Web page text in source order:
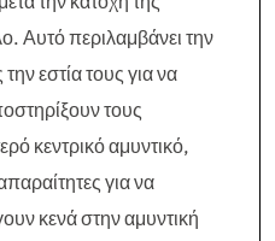
Αυτό περιλαμβάνει την
εστία τους για να
τους
κεντρικό αμυντικό,
για να
κενά στην αμυντική